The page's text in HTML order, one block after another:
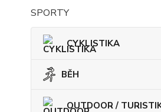
SPORTY
CYKLISTIKA
BĚH
OUTDOOR /